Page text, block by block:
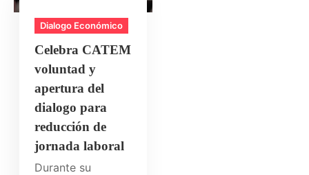
Dialogo Económico
Celebra CATEM
voluntad y
apertura del
dialogo para
reducción de
jornada laboral
Durante su